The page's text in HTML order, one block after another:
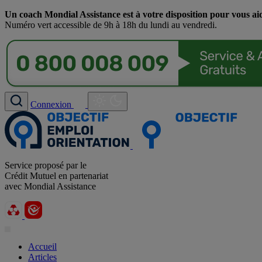
Un coach Mondial Assistance est à votre disposition pour vous
Numéro vert accessible de 9h à 18h du lundi au vendredi.
Connexion
Service proposé par le
Crédit Mutuel en partenariat
avec Mondial Assistance
Accueil
Articles